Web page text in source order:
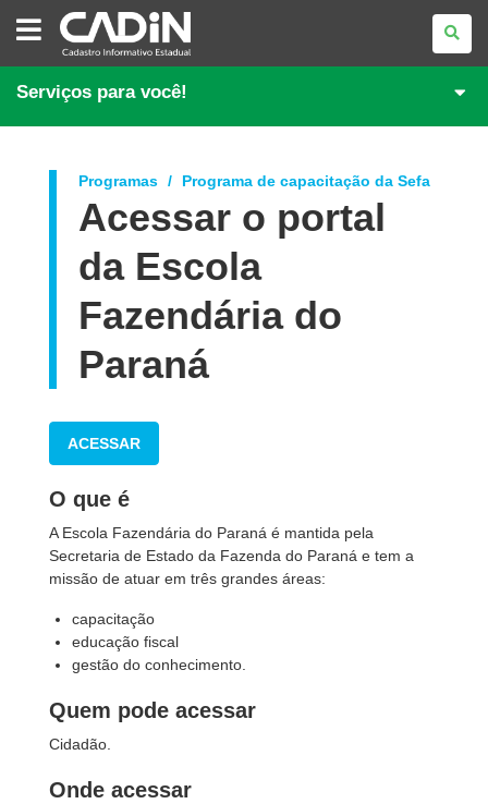
CADASTRO
INFORMATIVO
ESTADUAL
Serviços para você!
Programas Programa de capacitação da Sefa
Acessar o portal
da Escola
Fazendária do
Paraná
ACESSAR
O que é
A Escola Fazendária do Paraná é mantida pela
Secretaria de Estado da Fazenda do Paraná e tem a
missão de atuar em três grandes áreas:
capacitação
educação fiscal
gestão do conhecimento.
Quem pode acessar
Cidadão.
Onde acessar